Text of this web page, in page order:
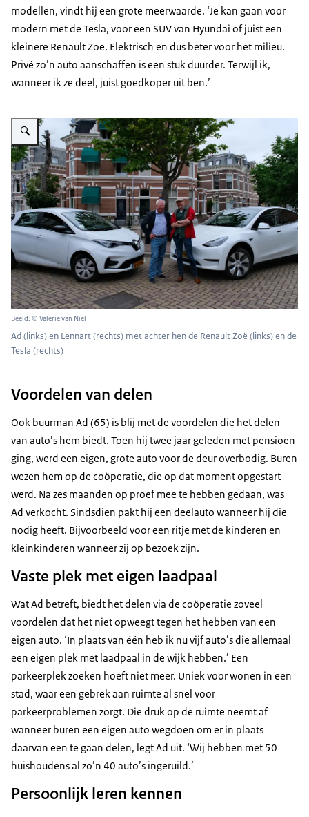
modellen, vindt hij een grote meerwaarde. ‘Je kan gaan voor
modern met de Tesla, voor een SUV van Hyundai of juist een
kleinere Renault Zoe. Elektrisch en dus beter voor het milieu.
Privé zo’n auto aanschaffen is een stuk duurder. Terwijl ik,
wanneer ik ze deel, juist goedkoper uit ben.’
Vergroot afbeelding Ad en Lennart met achter hen de Renault en de Tesla
Beeld: © Valerie van Niel
Ad (links) en Lennart (rechts) met achter hen de Renault Zoë (links) en de
Tesla (rechts)
Voordelen van delen
Ook buurman Ad (65) is blij met de voordelen die het delen
van auto’s hem biedt. Toen hij twee jaar geleden met pensioen
ging, werd een eigen, grote auto voor de deur overbodig. Buren
wezen hem op de coöperatie, die op dat moment opgestart
werd. Na zes maanden op proef mee te hebben gedaan, was
Ad verkocht. Sindsdien pakt hij een deelauto wanneer hij die
nodig heeft. Bijvoorbeeld voor een ritje met de kinderen en
kleinkinderen wanneer zij op bezoek zijn.
Vaste plek met eigen laadpaal
Wat Ad betreft, biedt het delen via de coöperatie zoveel
voordelen dat het niet opweegt tegen het hebben van een
eigen auto. ‘In plaats van één heb ik nu vijf auto’s die allemaal
een eigen plek met laadpaal in de wijk hebben.’ Een
parkeerplek zoeken hoeft niet meer. Uniek voor wonen in een
stad, waar een gebrek aan ruimte al snel voor
parkeerproblemen zorgt. Die druk op de ruimte neemt af
wanneer buren een eigen auto wegdoen om er in plaats
daarvan een te gaan delen, legt Ad uit. ‘Wij hebben met 50
huishoudens al zo’n 40 auto’s ingeruild.’
Persoonlijk leren kennen